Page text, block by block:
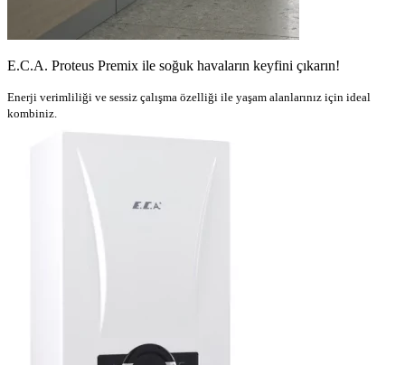
E.C.A. Proteus Premix ile soğuk havaların keyfini çıkarın!
Enerji verimliliği ve sessiz çalışma özelliği ile yaşam alanlarınız için ideal
kombiniz.